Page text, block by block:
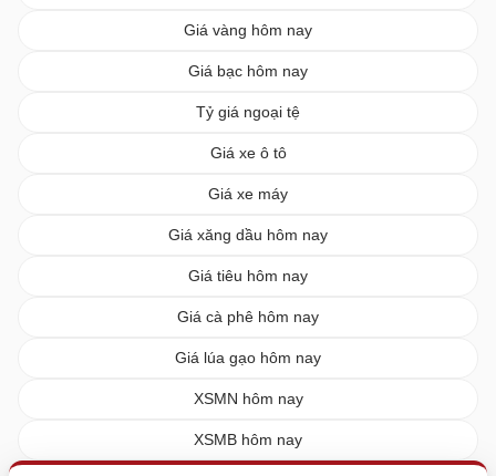
Giá vàng hôm nay
Giá bạc hôm nay
Tỷ giá ngoại tệ
Giá xe ô tô
Giá xe máy
Giá xăng dầu hôm nay
Giá tiêu hôm nay
Giá cà phê hôm nay
Giá lúa gạo hôm nay
XSMN hôm nay
XSMB hôm nay